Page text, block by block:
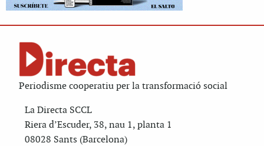
Periodisme cooperatiu per la transformació social
La Directa SCCL
Riera d’Escuder, 38, nau 1, planta 1
08028 Sants (Barcelona)